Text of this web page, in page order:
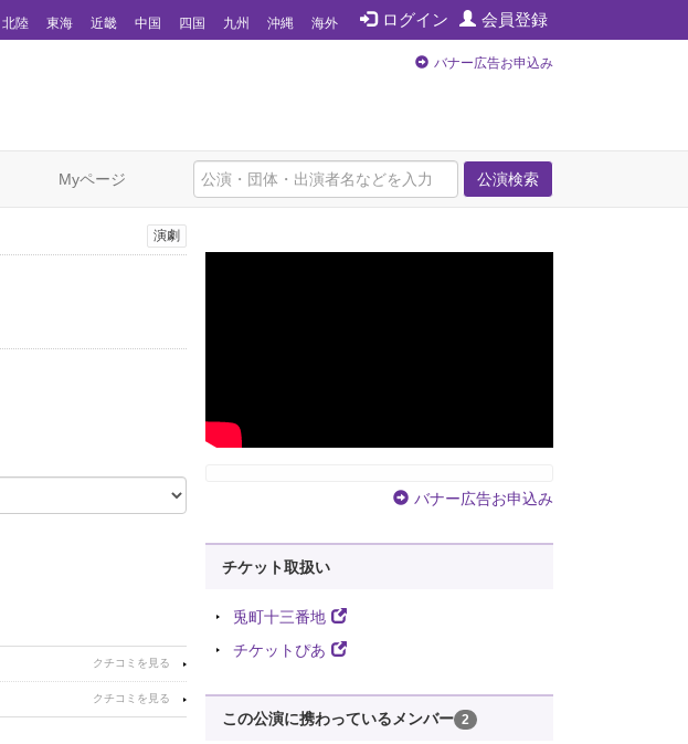
ログイン 会員登録
北陸 東海 近畿 中国 四国 九州 沖縄 海外
バナー広告お申込み
公演検索
Myページ
演劇
バナー広告お申込み
チケット取扱い
兎町十三番地
チケットぴあ
この公演に携わっているメンバー 2